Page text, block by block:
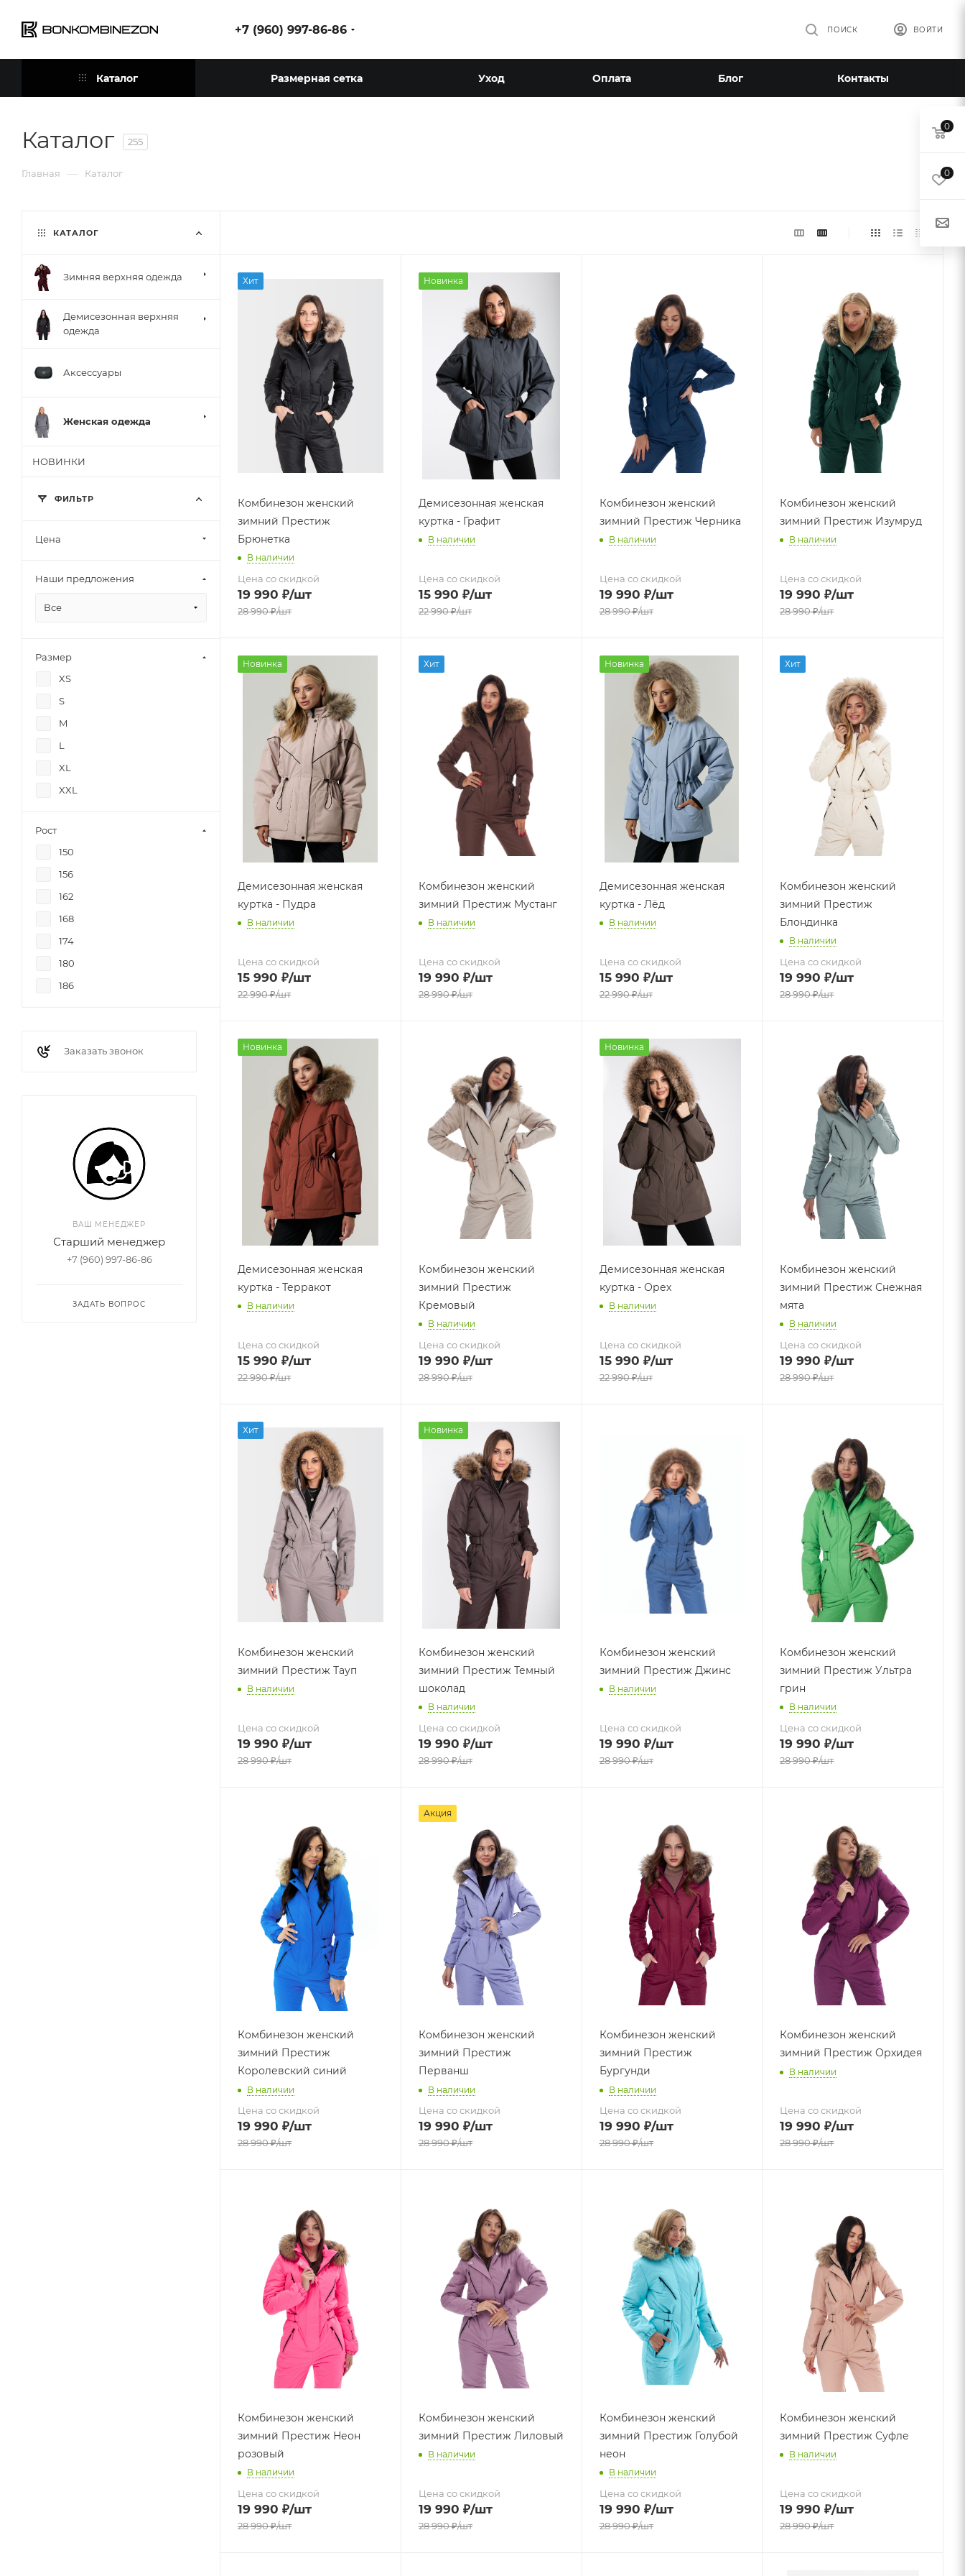
+7 (960) 997-86-86 ВОЙТИ
ПОИСК
Каталог Размерная сетка Уход Оплата Блог Контакты
Каталог 255
Главная — Каталог
Хит
Комбинезон женский
зимний Престиж
Брюнетка
В наличии
Цена со скидкой
19 990 ₽/шт
28 990₽/шт
Новинка
Демисезонная женская
куртка - Графит
В наличии
Цена со скидкой
15 990 ₽/шт
22 990₽/шт
Комбинезон женский
зимний Престиж Черника
В наличии
Цена со скидкой
19 990 ₽/шт
28 990₽/шт
Комбинезон женский
зимний Престиж Изумруд
В наличии
Цена со скидкой
19 990 ₽/шт
28 990₽/шт
Новинка
Демисезонная женская
куртка - Пудра
В наличии
Цена со скидкой
15 990 ₽/шт
22 990₽/шт
Хит
Комбинезон женский
зимний Престиж Мустанг
В наличии
Цена со скидкой
19 990 ₽/шт
28 990₽/шт
Новинка
Демисезонная женская
куртка - Лёд
В наличии
Цена со скидкой
15 990 ₽/шт
22 990₽/шт
Хит
Комбинезон женский
зимний Престиж
Блондинка
В наличии
Цена со скидкой
19 990 ₽/шт
28 990₽/шт
Новинка
Демисезонная женская
куртка - Терракот
В наличии
Цена со скидкой
15 990 ₽/шт
22 990₽/шт
Комбинезон женский
зимний Престиж
Кремовый
В наличии
Цена со скидкой
19 990 ₽/шт
28 990₽/шт
Новинка
Демисезонная женская
куртка - Орех
В наличии
Цена со скидкой
15 990 ₽/шт
22 990₽/шт
Комбинезон женский
зимний Престиж Снежная
мята
В наличии
Цена со скидкой
19 990 ₽/шт
28 990₽/шт
Хит
Комбинезон женский
зимний Престиж Тауп
В наличии
Цена со скидкой
19 990 ₽/шт
28 990₽/шт
Новинка
Комбинезон женский
зимний Престиж Темный
шоколад
В наличии
Цена со скидкой
19 990 ₽/шт
28 990₽/шт
Комбинезон женский
зимний Престиж Джинс
В наличии
Цена со скидкой
19 990 ₽/шт
28 990₽/шт
Комбинезон женский
зимний Престиж Ультра
грин
В наличии
Цена со скидкой
19 990 ₽/шт
28 990₽/шт
Комбинезон женский
зимний Престиж
Королевский синий
В наличии
Цена со скидкой
19 990 ₽/шт
28 990₽/шт
Акция
Комбинезон женский
зимний Престиж
Перванш
В наличии
Цена со скидкой
19 990 ₽/шт
28 990₽/шт
Комбинезон женский
зимний Престиж
Бургунди
В наличии
Цена со скидкой
19 990 ₽/шт
28 990₽/шт
Комбинезон женский
зимний Престиж Орхидея
В наличии
Цена со скидкой
19 990 ₽/шт
28 990₽/шт
Комбинезон женский
зимний Престиж Неон
розовый
В наличии
Цена со скидкой
19 990 ₽/шт
28 990₽/шт
Комбинезон женский
зимний Престиж Лиловый
В наличии
Цена со скидкой
19 990 ₽/шт
28 990₽/шт
Комбинезон женский
зимний Престиж Голубой
неон
В наличии
Цена со скидкой
19 990 ₽/шт
28 990₽/шт
Комбинезон женский
зимний Престиж Суфле
В наличии
Цена со скидкой
19 990 ₽/шт
28 990₽/шт
КАТАЛОГ
Зимняя верхняя одежда
Демисезонная верхняя
одежда
Аксессуары
Женская одежда
НОВИНКИ
ФИЛЬТР
Цена
Наши предложения
Все
Размер
XS
S
M
L
XL
XXL
Рост
150
156
162
168
174
180
186
Заказать звонок
ВАШ МЕНЕДЖЕР
Старший менеджер
+7 (960) 997-86-86
ЗАДАТЬ ВОПРОС
0
0